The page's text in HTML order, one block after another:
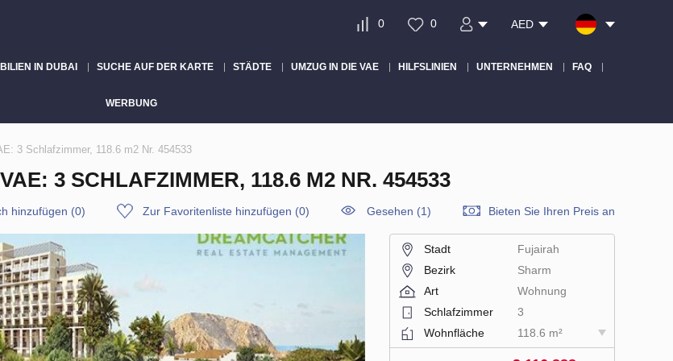
0 0 AED
IN DUBAI SUCHE AUF DER KARTE STÄDTE UMZUG IN DIE VAE HILFSLINIEN UNTERNEHMEN FAQ
WERBUNG
3 Schlafzimmer, 118.6 m2 Nr. 454533
3 SCHLAFZIMMER, 118.6 M2 NR. 454533
hinzufügen (0) Zur Favoritenliste hinzufügen (0) Gesehen (1) Bieten Sie Ihren Preis an
Stadt
Fujairah
Bezirk
Sharm
Art
Wohnung
Schlafzimmer
3
Wohnfläche
118.6 m²